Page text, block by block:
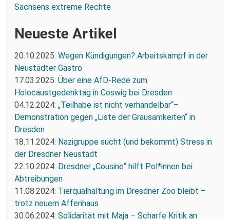
Sachsens extreme Rechte
Neueste Artikel
20.10.2025: Wegen Kündigungen? Arbeitskampf in der
Neustädter Gastro
17.03.2025: Über eine AfD-Rede zum
Holocaustgedenktag in Coswig bei Dresden
04.12.2024: „Teilhabe ist nicht verhandelbar“–
Demonstration gegen „Liste der Grausamkeiten“ in
Dresden
18.11.2024: Nazigruppe sucht (und bekommt) Stress in
der Dresdner Neustadt
22.10.2024: Dresdner „Cousine“ hilft Pol*innen bei
Abtreibungen
11.08.2024: Tierqualhaltung im Dresdner Zoo bleibt –
trotz neuem Affenhaus
30.06.2024: Solidarität mit Maja – Scharfe Kritik an